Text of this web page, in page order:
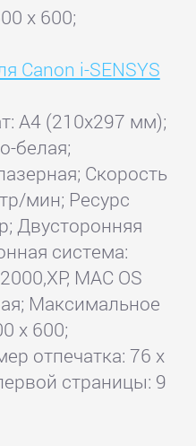
x 600;
Canon i-SENSYS
A4 (210x297 мм);
белая;
Скорость
мин; Ресурс
Двусторонняя
система:
MAC OS
Максимальное
x 600;
отпечатка: 76 x
страницы: 9